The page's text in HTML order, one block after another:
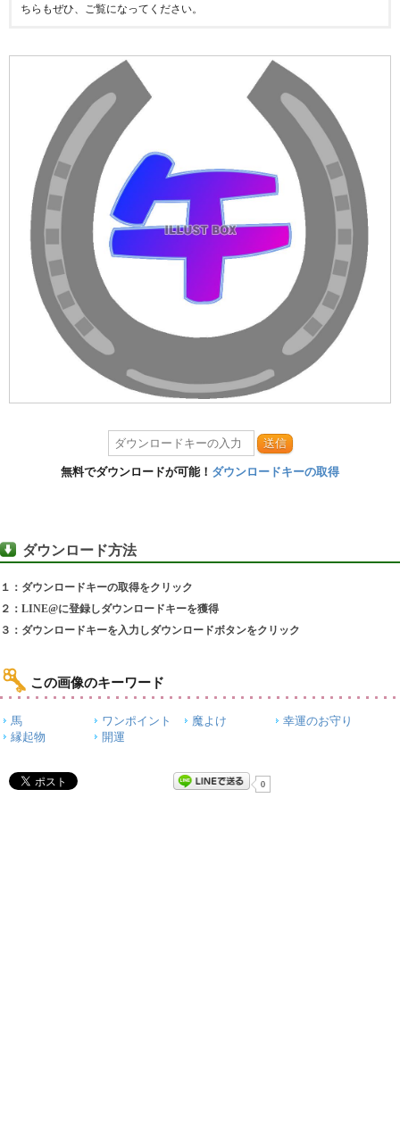
ちらもぜひ、ご覧になってください。
送信
無料でダウンロードが可能！ ダウンロードキーの取得
ダウンロード方法
１：ダウンロードキーの取得をクリック
２：LINE@に登録しダウンロードキーを獲得
３：ダウンロードキーを入力しダウンロードボタンをクリック
この画像のキーワード
馬 ワンポイント 魔よけ
幸運のお守り
縁起物
開運
0